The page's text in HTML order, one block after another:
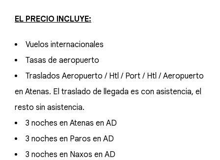
EL PRECIO INCLUYE:
Vuelos internacionales
Tasas de aeropuerto
Traslados Aeropuerto / Htl / Port / Htl / Aeropuerto
en Atenas. El traslado de llegada es con asistencia, el
resto sin asistencia.
3 noches en Atenas en AD
3 noches en Paros en AD
3 noches en Naxos en AD